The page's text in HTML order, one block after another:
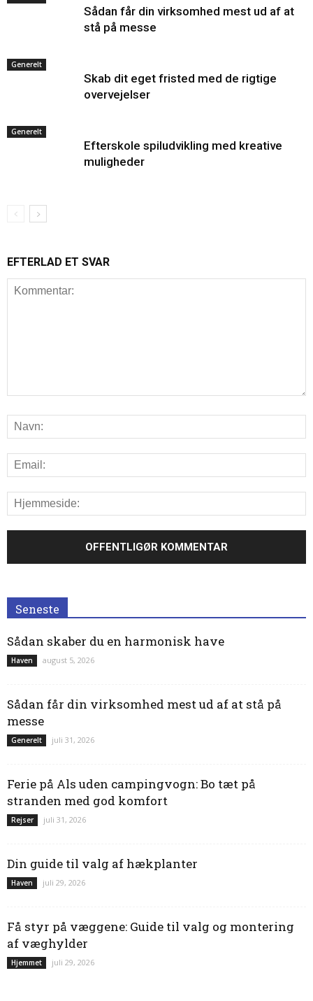
Sådan får din virksomhed mest ud af at
stå på messe
Generelt
Skab dit eget fristed med de rigtige
overvejelser
Generelt
Efterskole spiludvikling med kreative
muligheder
EFTERLAD ET SVAR
Seneste
Sådan skaber du en harmonisk have
Haven august 5, 2026
Sådan får din virksomhed mest ud af at stå på
messe
Generelt juli 31, 2026
Ferie på Als uden campingvogn: Bo tæt på
stranden med god komfort
Rejser juli 31, 2026
Din guide til valg af hækplanter
Haven juli 29, 2026
Få styr på væggene: Guide til valg og montering
af væghylder
Hjemmet juli 29, 2026